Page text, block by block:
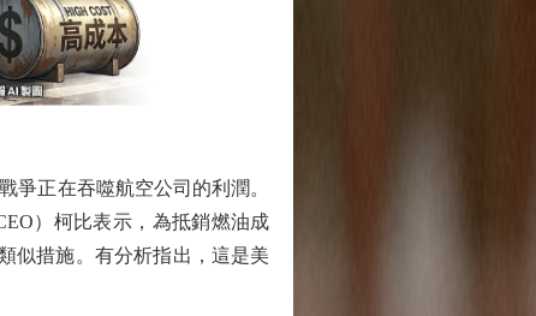
正在吞噬航空公司的利潤。
）柯比表示，為抵銷燃油成
似措施。有分析指出，這是美